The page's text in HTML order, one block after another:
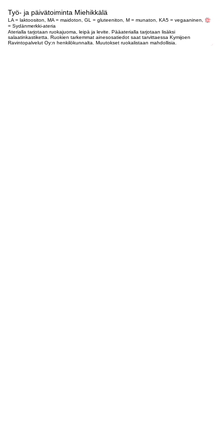
Työ- ja päivätoiminta Miehikkälä
LA = laktoositon, MA = maidoton, GL = gluteeniton, M = munaton, KA5 = vegaaninen,
= Sydänmerkki-ateria
Aterialla tarjotaan ruokajuoma, leipä ja levite. Pääaterialla tarjotaan lisäksi
salaatinkastiketta. Ruokien tarkemmat ainesosatiedot saat tarvittaessa Kymijoen
Ravintopalvelut Oy:n henkilökunnalta. Muutokset ruokalistaan mahdollisia.